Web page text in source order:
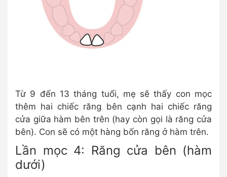
Từ 9 đến 13 tháng tuổi, mẹ sẽ thấy con mọc
thêm hai chiếc răng bên cạnh hai chiếc răng
cửa giữa hàm bên trên (hay còn gọi là răng cửa
bên). Con sẽ có một hàng bốn răng ở hàm trên.
Lần mọc 4: Răng cửa bên (hàm
dưới)